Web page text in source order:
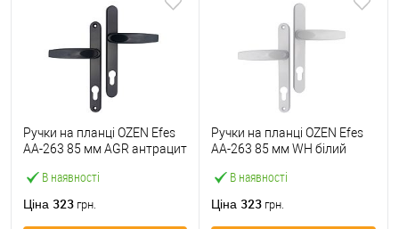
В наявності
Ручки на планці OZEN Efes
AA-263 85 мм AGR антрацит
Ціна 323 грн.
В наявності
Ручки на планці OZEN Efes
AA-263 85 мм WH білий
Ціна 323 грн.